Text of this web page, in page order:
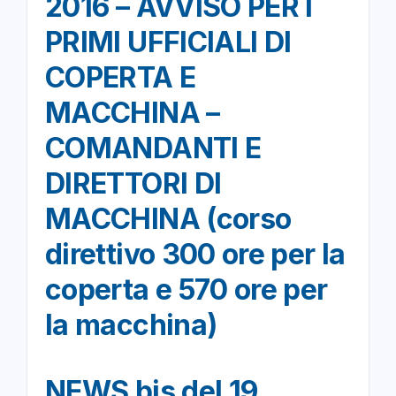
PRIMI UFFICIALI DI
COPERTA E
MACCHINA –
COMANDANTI E
DIRETTORI DI
MACCHINA (corso
direttivo 300 ore per la
coperta e 570 ore per
la macchina)